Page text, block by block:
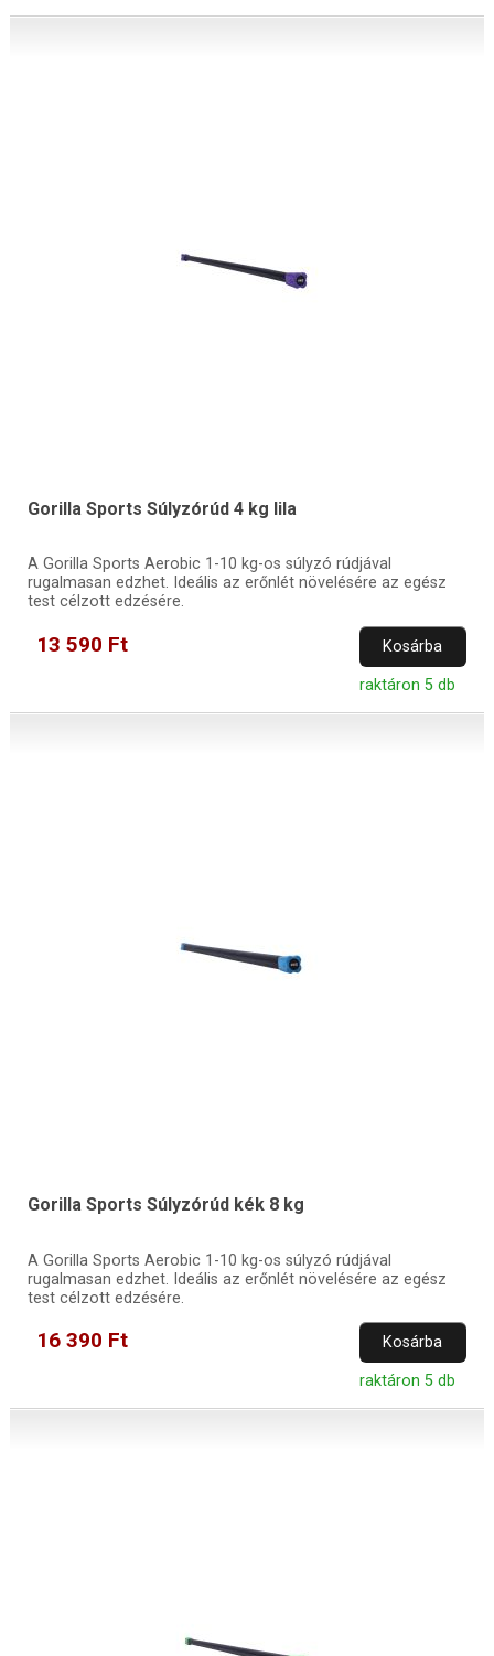
Gorilla Sports Súlyzórúd 4 kg lila
A Gorilla Sports Aerobic 1-10 kg-os súlyzó rúdjával
rugalmasan edzhet. Ideális az erőnlét növelésére az egész
test célzott edzésére.
13 590 Ft Kosárba
raktáron 5 db
Gorilla Sports Súlyzórúd kék 8 kg
A Gorilla Sports Aerobic 1-10 kg-os súlyzó rúdjával
rugalmasan edzhet. Ideális az erőnlét növelésére az egész
test célzott edzésére.
16 390 Ft Kosárba
raktáron 5 db